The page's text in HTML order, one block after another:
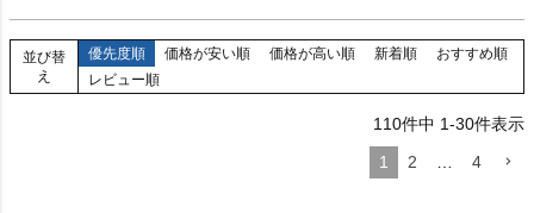
並び替
え
優先度順 価格が安い順 価格が高い順 新着順
おすすめ順
レビュー順
110件中 1-30件表示
1
2 4